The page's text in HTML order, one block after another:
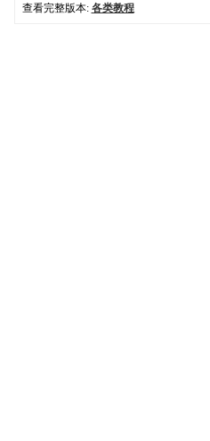
查看完整版本: 各类教程